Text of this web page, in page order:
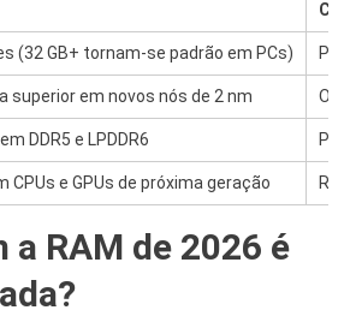
(32 GB+ tornam-se padrão em PCs)
superior em novos nós de 2 nm
DDR5 e LPDDR6
CPUs e GPUs de próxima geração
a RAM de 2026 é